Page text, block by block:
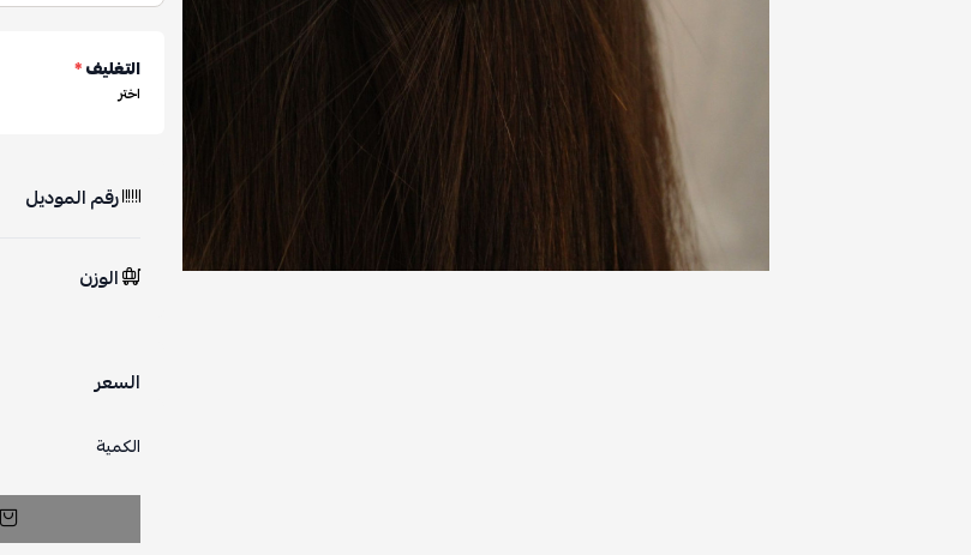
التغليف*
اختر
رقم الموديل
الوزن
السعر
الكمية